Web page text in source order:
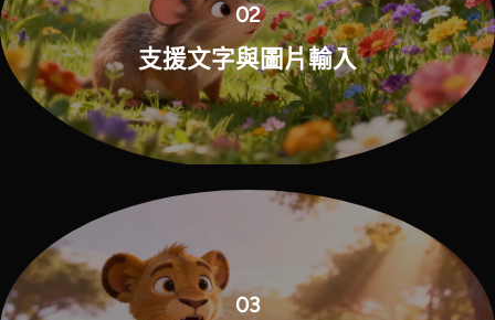
View all tools
02
支援文字與圖片輸入
03